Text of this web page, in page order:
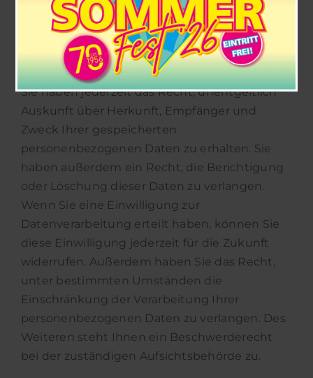
werden.
Welche Rechte haben Sie bezüglich Ihrer
Daten?
Sie haben jederzeit das Recht, unentgeltlich
Auskunft über Herkunft, Empfänger und
Zweck Ihrer gespeicherten
personenbezogenen Daten zu erhalten. Sie
haben außerdem ein Recht, die Berichtigung
oder Löschung dieser Daten zu verlangen.
Wenn Sie eine Einwilligung zur
Datenverarbeitung erteilt haben, können Sie
diese Einwilligung jederzeit für die Zukunft
widerrufen. Außerdem haben Sie das Recht,
unter bestimmten Umständen die
Einschränkung der Verarbeitung Ihrer
personenbezogenen Daten zu verlangen. Des
Weiteren steht Ihnen ein Beschwerderecht
bei der zuständigen Aufsichtsbehörde zu.